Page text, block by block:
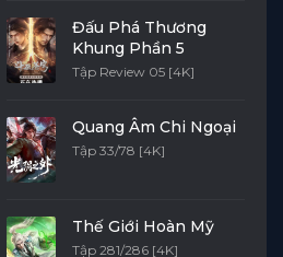
Đấu Phá Thương
Khung Phần 5
Tập Review 05 [4K]
Quang Âm Chi Ngoại
Tập 33/78 [4K]
Thế Giới Hoàn Mỹ
Tập 281/286 [4K]